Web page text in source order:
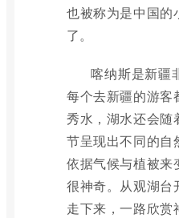
也被称为是中国的
了。
喀纳斯是新疆
每个去新疆的游客
秀水，湖水还会随
节呈现出不同的自
依据气候与植被来
很神奇。从观湖台
走下来，一路欣